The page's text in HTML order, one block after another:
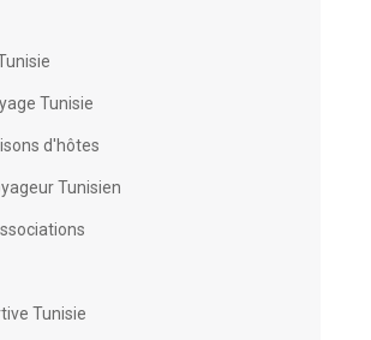
Tunisie
d'hôtes
Tunisien
Tunisie